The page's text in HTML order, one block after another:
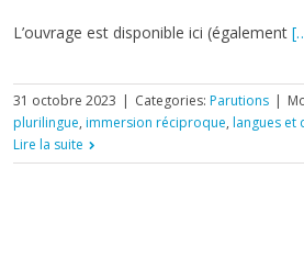
L’ouvrage est disponible ici (également
31 octobre 2023 | Categories: Parutions |
plurilingue, immersion réciproque, langues et
Lire la suite